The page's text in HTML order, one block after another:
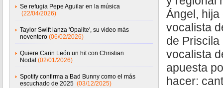
Se refugia Pepe Aguilar en la música
(22/04/2026)
Taylor Swift lanza 'Opalite', su video más
noventero (06/02/2026)
Quiere Carin León un hit con Christian
Nodal (02/01/2026)
Spotify confirma a Bad Bunny como el más
escuchado de 2025 (03/12/2025)
Ángel,
vocalista
de
vocalista
apuesta
hacer: